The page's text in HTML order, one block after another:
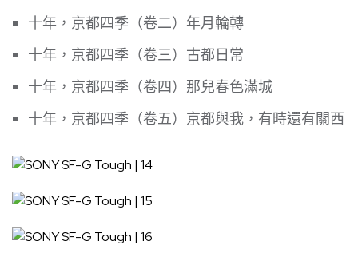
十年，京都四季（卷二）年月輪轉
十年，京都四季（卷三）古都日常
十年，京都四季（卷四）那兒春色滿城
十年，京都四季（卷五）京都與我，有時還有關西